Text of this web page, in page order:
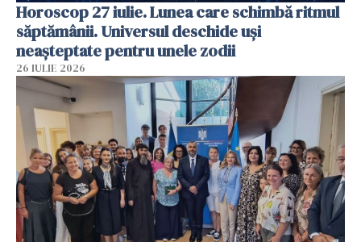
Horoscop 27 iulie. Lunea care schimbă ritmul
săptămânii. Universul deschide uși
neașteptate pentru unele zodii
26 IULIE 2026